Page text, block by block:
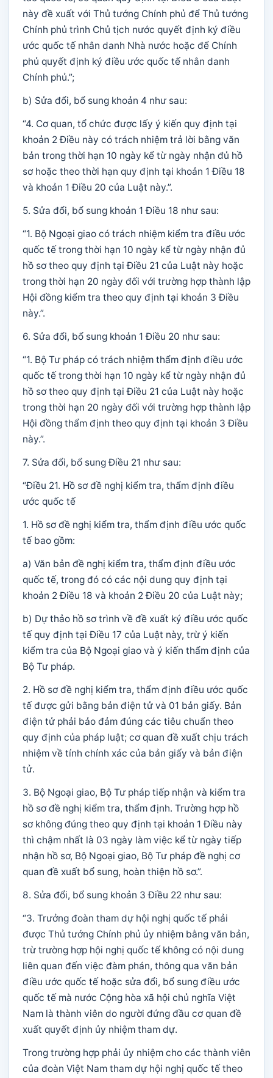
này đề xuất với Thủ tướng Chính phủ để Thủ tướng
Chính phủ trình Chủ tịch nước quyết định ký điều
ước quốc tế nhân danh Nhà nước hoặc để Chính
phủ quyết định ký điều ước quốc tế nhân danh
Chính phủ.”;
b) Sửa đổi, bổ sung khoản 4 như sau:
“4. Cơ quan, tổ chức được lấy ý kiến quy định tại
khoản 2 Điều này có trách nhiệm trả lời bằng văn
bản trong thời hạn 10 ngày kể từ ngày nhận đủ hồ
sơ hoặc theo thời hạn quy định tại khoản 1 Điều 18
và khoản 1 Điều 20 của Luật này.”.
5. Sửa đổi, bổ sung khoản 1 Điều 18 như sau:
“1. Bộ Ngoại giao có trách nhiệm kiểm tra điều ước
quốc tế trong thời hạn 10 ngày kể từ ngày nhận đủ
hồ sơ theo quy định tại Điều 21 của Luật này hoặc
trong thời hạn 20 ngày đối với trường hợp thành lập
Hội đồng kiểm tra theo quy định tại khoản 3 Điều
này.”.
6. Sửa đổi, bổ sung khoản 1 Điều 20 như sau:
“1. Bộ Tư pháp có trách nhiệm thẩm định điều ước
quốc tế trong thời hạn 10 ngày kể từ ngày nhận đủ
hồ sơ theo quy định tại Điều 21 của Luật này hoặc
trong thời hạn 20 ngày đối với trường hợp thành lập
Hội đồng thẩm định theo quy định tại khoản 3 Điều
này.”.
7. Sửa đổi, bổ sung Điều 21 như sau:
“Điều 21. Hồ sơ đề nghị kiểm tra, thẩm định điều
ước quốc tế
1. Hồ sơ đề nghị kiểm tra, thẩm định điều ước quốc
tế bao gồm:
a) Văn bản đề nghị kiểm tra, thẩm định điều ước
quốc tế, trong đó có các nội dung quy định tại
khoản 2 Điều 18 và khoản 2 Điều 20 của Luật này;
b) Dự thảo hồ sơ trình về đề xuất ký điều ước quốc
tế quy định tại Điều 17 của Luật này, trừ ý kiến
kiểm tra của Bộ Ngoại giao và ý kiến thẩm định của
Bộ Tư pháp.
2. Hồ sơ đề nghị kiểm tra, thẩm định điều ước quốc
tế được gửi bằng bản điện tử và 01 bản giấy. Bản
điện tử phải bảo đảm đúng các tiêu chuẩn theo
quy định của pháp luật; cơ quan đề xuất chịu trách
nhiệm về tính chính xác của bản giấy và bản điện
tử.
3. Bộ Ngoại giao, Bộ Tư pháp tiếp nhận và kiểm tra
hồ sơ đề nghị kiểm tra, thẩm định. Trường hợp hồ
sơ không đúng theo quy định tại khoản 1 Điều này
thì chậm nhất là 03 ngày làm việc kể từ ngày tiếp
nhận hồ sơ, Bộ Ngoại giao, Bộ Tư pháp đề nghị cơ
quan đề xuất bổ sung, hoàn thiện hồ sơ.”.
8. Sửa đổi, bổ sung khoản 3 Điều 22 như sau:
“3. Trưởng đoàn tham dự hội nghị quốc tế phải
được Thủ tướng Chính phủ ủy nhiệm bằng văn bản,
trừ trường hợp hội nghị quốc tế không có nội dung
liên quan đến việc đàm phán, thông qua văn bản
điều ước quốc tế hoặc sửa đổi, bổ sung điều ước
quốc tế mà nước Cộng hòa xã hội chủ nghĩa Việt
Nam là thành viên do người đứng đầu cơ quan đề
xuất quyết định ủy nhiệm tham dự.
Trong trường hợp phải ủy nhiệm cho các thành viên
của đoàn Việt Nam tham dự hội nghị quốc tế theo